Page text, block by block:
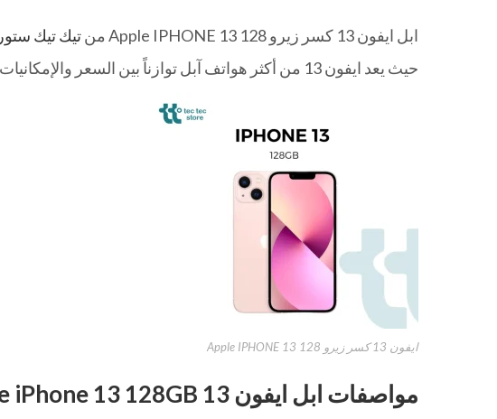
ابل ايفون 13 كسر زيرو Apple IPHONE 13 128 من تيك تيك ستور
حيث يعد ايفون 13 من أكثر هواتف آبل توازناً بين السعر والإمكانيات، ويقدّم أداء قوياً مع كاميرا احترافية وتجربة استخدام مستقرة.
ايفون 13 كسر زيرو Apple IPHONE 13 128
مواصفات ابل ايفون 13 Apple iPhone 13 128GB